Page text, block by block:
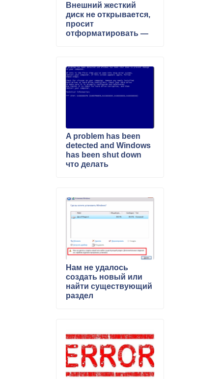
Внешний жесткий
диск не открывается,
просит
отформатировать —
A problem has been
detected and Windows
has been shut down
что делать
Нам не удалось
создать новый или
найти существующий
раздел